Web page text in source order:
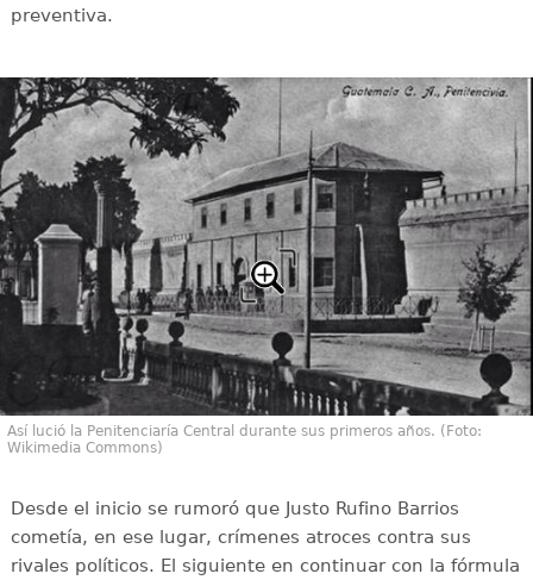
preventiva.
Así lució la Penitenciaría Central durante sus primeros años. (Foto:
Wikimedia Commons)
Desde el inicio se rumoró que Justo Rufino Barrios
cometía, en ese lugar, crímenes atroces contra sus
rivales políticos. El siguiente en continuar con la fórmula